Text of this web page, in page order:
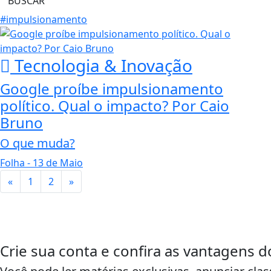
#impulsionamento
Tecnologia & Inovação
Google proíbe impulsionamento
político. Qual o impacto? Por Caio
Bruno
O que muda?
Folha - 13 de Maio
«
1 2 »
Crie sua conta e confira as vantagens